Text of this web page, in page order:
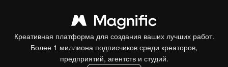
Креативная платформа для создания ваших лучших работ.
Более 1 миллиона подписчиков среди креаторов,
предприятий, агентств и студий.